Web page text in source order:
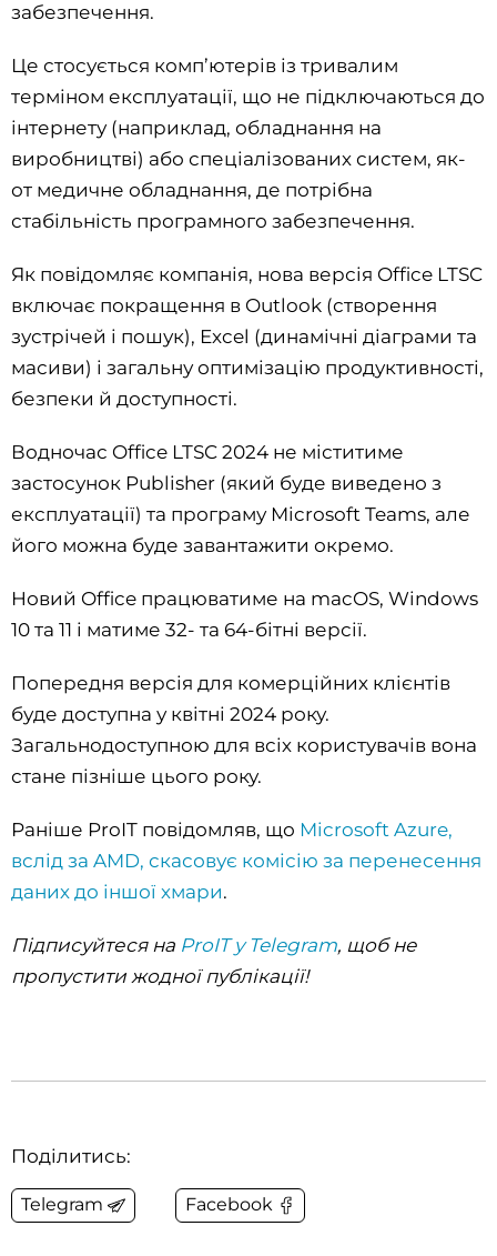
забезпечення.
Це стосується комп’ютерів із тривалим
терміном експлуатації, що не підключаються до
інтернету (наприклад, обладнання на
виробництві) або спеціалізованих систем, як-
от медичне обладнання, де потрібна
стабільність програмного забезпечення.
Як повідомляє компанія, нова версія Office LTSC
включає покращення в Outlook (створення
зустрічей і пошук), Excel (динамічні діаграми та
масиви) і загальну оптимізацію продуктивності,
безпеки й доступності.
Водночас Office LTSC 2024 не міститиме
застосунок Publisher (який буде виведено з
експлуатації) та програму Microsoft Teams, але
його можна буде завантажити окремо.
Новий Office працюватиме на macOS, Windows
10 та 11 і матиме 32- та 64-бітні версії.
Попередня версія для комерційних клієнтів
буде доступна у квітні 2024 року.
Загальнодоступною для всіх користувачів вона
стане пізніше цього року.
Раніше ProIT повідомляв, що Microsoft Azure,
вслід за AMD, скасовує комісію за перенесення
даних до іншої хмари.
Підписуйтеся на ProIT у Telegram, щоб не
пропустити жодної публікації!
Поділитись:
Telegram Facebook